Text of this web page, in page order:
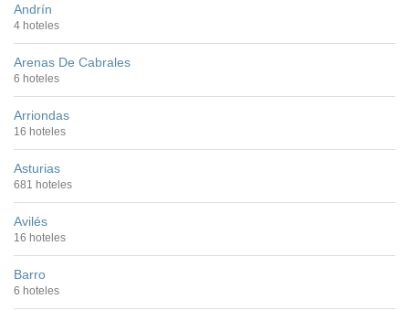
Andrín
4 hoteles
Arenas De Cabrales
6 hoteles
Arriondas
16 hoteles
Asturias
681 hoteles
Avilés
16 hoteles
Barro
6 hoteles